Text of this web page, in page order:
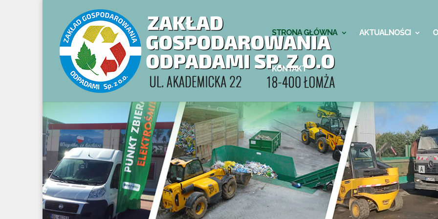
STRONA GŁÓWNA AKTUALNOŚCI
KONTAKT